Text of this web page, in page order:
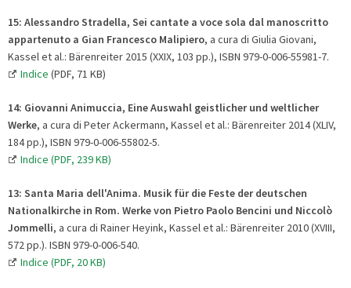
15: Alessandro Stradella, Sei cantate a voce sola dal manoscritto
appartenuto a Gian Francesco Malipiero, a cura di Giulia Giovani,
Kassel et al.: Bärenreiter 2015 (XXIX, 103 pp.), ISBN 979-0-006-55981-7.
Indice (PDF, 71 KB)
14: Giovanni Animuccia, Eine Auswahl geistlicher und weltlicher
Werke, a cura di Peter Ackermann, Kassel et al.: Bärenreiter 2014 (XLIV,
184 pp.), ISBN 979-0-006-55802-5.
Indice (PDF, 239 KB)
13: Santa Maria dell'Anima. Musik für die Feste der deutschen
Nationalkirche in Rom. Werke von Pietro Paolo Bencini und Niccolò
Jommelli, a cura di Rainer Heyink, Kassel et al.: Bärenreiter 2010 (XVIII,
572 pp.). ISBN 979-0-006-540.
Indice (PDF, 20 KB)